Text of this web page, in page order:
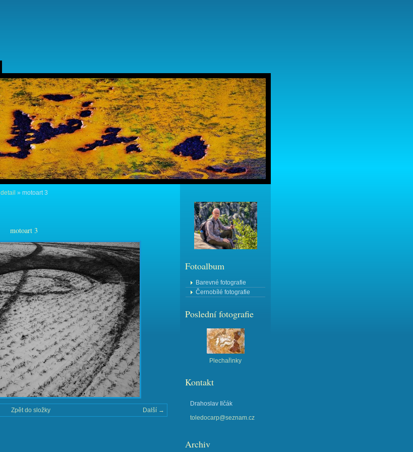
detail » motoart 3
motoart 3
Další →
Zpět do složky
Fotoalbum
Barevné fotografie
Černobílé fotografie
Poslední fotografie
Plechařinky
Kontakt
Drahoslav Ilčák
toledocarp@seznam.cz
Archiv